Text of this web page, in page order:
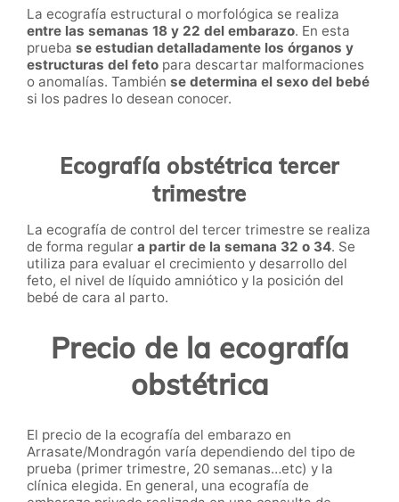
La ecografía estructural o morfológica se realiza
entre las semanas 18 y 22 del embarazo. En esta
prueba se estudian detalladamente los órganos y
estructuras del feto para descartar malformaciones
o anomalías. También se determina el sexo del bebé
si los padres lo desean conocer.
Ecografía obstétrica tercer
trimestre
La ecografía de control del tercer trimestre se realiza
de forma regular a partir de la semana 32 o 34. Se
utiliza para evaluar el crecimiento y desarrollo del
feto, el nivel de líquido amniótico y la posición del
bebé de cara al parto.
Precio de la ecografía
obstétrica
El precio de la ecografía del embarazo en
Arrasate/Mondragón varía dependiendo del tipo de
prueba (primer trimestre, 20 semanas…etc) y la
clínica elegida. En general, una ecografía de